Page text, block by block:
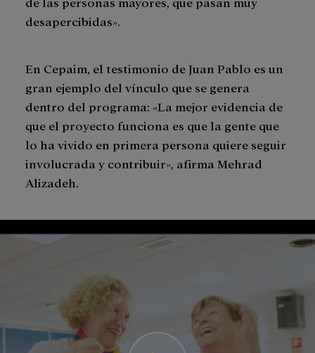
desapercibidas».
En Cepaim, el testimonio de Juan Pablo es un
gran ejemplo del vínculo que se genera
dentro del programa: «La mejor evidencia de
que el proyecto funciona es que la gente que
lo ha vivido en primera persona quiere seguir
involucrada y contribuir», afirma Mehrad
Alizadeh.